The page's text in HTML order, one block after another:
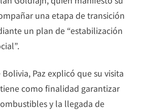
una etapa de transición
un plan de “estabilización
Paz explicó que su visita
como finalidad garantizar
y la llegada de